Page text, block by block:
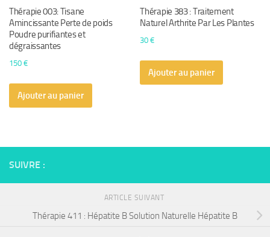
Thérapie 003: Tisane
Amincissante Perte de poids
Poudre purifiantes et
dégraissantes
150 €
Ajouter au panier
Thérapie 383 : Traitement
Naturel Arthrite Par Les Plantes
30€
Ajouter au panier
SUIVRE :
ARTICLE SUIVANT
Thérapie 411 : Hépatite B Solution Naturelle Hépatite B